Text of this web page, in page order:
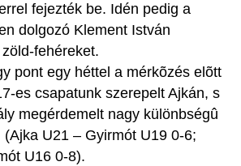
fejezték be. Idén pedig a
dolgozó Klement István
fehéreket.
pont egy héttel a mérkõzés elõtt
es csapatunk szerepelt Ajkán, s
megérdemelt nagy különbségû
U21 – Gyirmót U19 0-6;
U16 0-8).